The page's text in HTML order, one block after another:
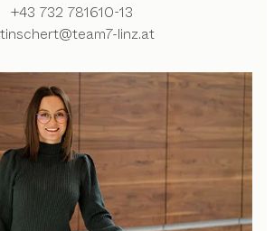
+43 732 781610-13
linz.at